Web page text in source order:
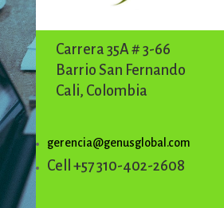
Carrera 35A # 3-66
Barrio San Fernando
Cali, Colombia
gerencia@genusglobal.com
Cell +57 310-402-2608